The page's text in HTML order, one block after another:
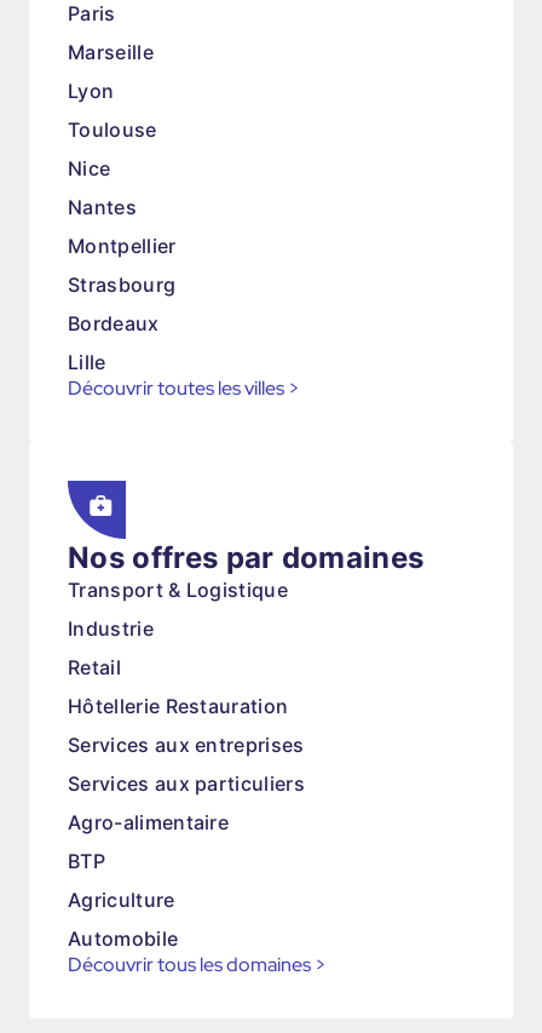
Paris
Marseille
Lyon
Toulouse
Nice
Nantes
Montpellier
Strasbourg
Bordeaux
Lille
Découvrir toutes les villes >
Nos offres par domaines
Transport & Logistique
Industrie
Retail
Hôtellerie Restauration
Services aux entreprises
Services aux particuliers
Agro-alimentaire
BTP
Agriculture
Automobile
Découvrir tous les domaines >